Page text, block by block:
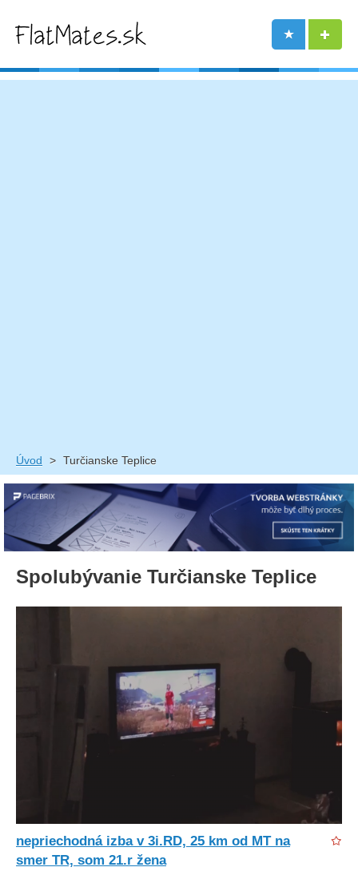
Úvod > Turčianske Teplice
Spolubývanie Turčianske Teplice
nepriechodná izba v 3i.RD, 25 km od MT na
smer TR, som 21.r žena